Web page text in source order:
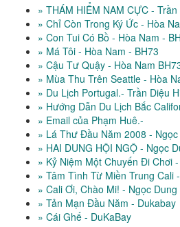
» THÁM HIỂM NAM CỰC -
» Chỉ Còn Trong Ký Ức - Hòa
» Con Tui Có Bồ - Hòa Nam -
» Má Tôi - Hòa Nam - BH73
» Cậu Tư Quậy - Hòa Nam
» Mùa Thu Trên Seattle - Hòa
» Du Lịch Portugal.- Trần Diệu
» Hướng Dẫn Du Lịch Bắc
» Email của Phạm Huê.-
» Lá Thư Đầu Năm 2008 -
» HAI DUNG HỘI NGỘ - Ngọc
» Kỷ Niệm Một Chuyến Đi Chơi
» Tâm Tình Từ Miền Trung Cali
» Cali Ơi, Chào Mi! - Ngọc Dung
» Tản Mạn Đầu Năm - Dukabay
» Cái Ghế - DuKaBay